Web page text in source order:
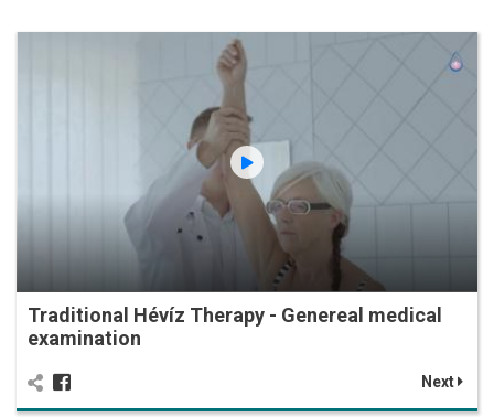
Traditional Hévíz Therapy - Genereal medical
examination
Next